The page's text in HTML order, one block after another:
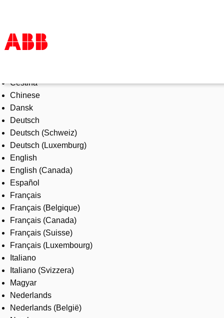
Products & Solutions
Industries
Services
About us
Where to buy
Contact us
Careers
Čeština
Chinese
Dansk
Deutsch
Deutsch (Schweiz)
Deutsch (Luxemburg)
English
English (Canada)
Español
Français
Français (Belgique)
Français (Canada)
Français (Suisse)
Français (Luxembourg)
Italiano
Italiano (Svizzera)
Magyar
Nederlands
Nederlands (België)